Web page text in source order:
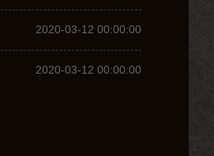
2020-03-12 00:00:00
2020-03-12 00:00:00